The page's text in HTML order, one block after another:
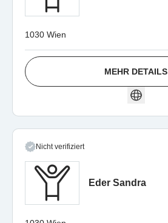
1030 Wien
MEHR DETAILS
Nicht verifiziert
Eder Sandra